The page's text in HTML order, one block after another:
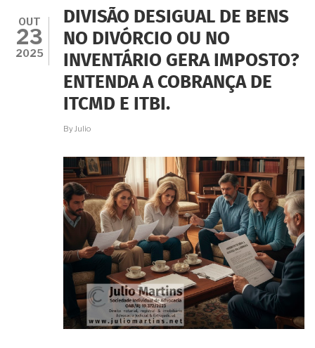
BENS
SE
EU
NÃO
TIVER
FILHOS?
COMO
POSSO
MUDAR
OUT
23
2025
DIVISÃO DESIGUAL DE BENS
NO DIVÓRCIO OU NO
INVENTÁRIO GERA IMPOSTO?
ENTENDA A COBRANÇA DE
ITCMD E ITBI.
By Julio